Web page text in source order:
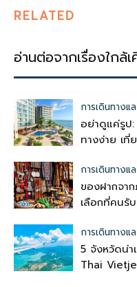
RELATED
อ่านต่อจากเรื่องใกล้
การเดินทางแ
อย่าดูแค่รูป:
ทางง่าย เที่
การเดินทางแ
ของฝากจา
เลือกที่คนรั
การเดินทางแ
5 จังหวัดน่า
Thai